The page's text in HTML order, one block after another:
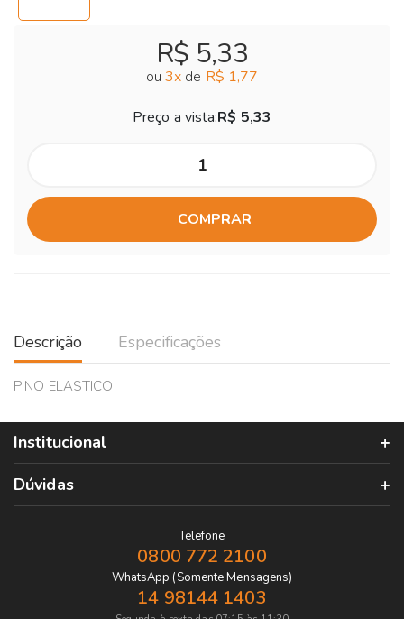
R$ 5,33
ou 3x de R$ 1,77
Preço a vista:R$ 5,33
COMPRAR
Descrição Especificações
PINO ELASTICO
Institucional
Dúvidas
Telefone
0800 772 2100
WhatsApp (Somente Mensagens)
14 98144 1403